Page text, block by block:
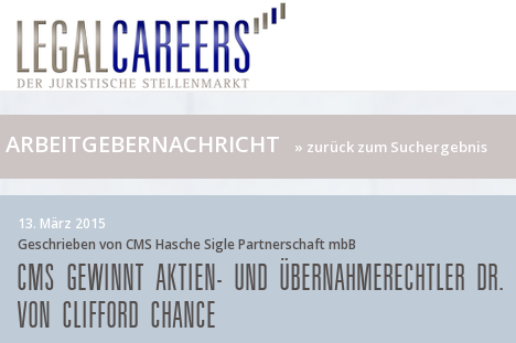
ARBEITGEBERNACHRICHT » zurück zum Suchergebnis
13. März 2015
Geschrieben von CMS Hasche Sigle Partnerschaft mbB
CMS GEWINNT AKTIEN- UND ÜBERNAHMERECHTLER DR.
VON CLIFFORD CHANCE